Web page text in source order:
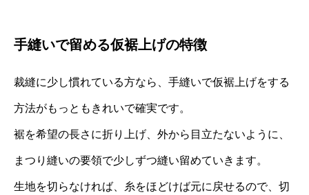
手縫いで留める仮裾上げの特徴
裁縫に少し慣れている方なら、手縫いで仮裾上げをする
方法がもっともきれいで確実です。
裾を希望の長さに折り上げ、外から目立たないように、
まつり縫いの要領で少しずつ縫い留めていきます。
生地を切らなければ、糸をほどけば元に戻せるので、切